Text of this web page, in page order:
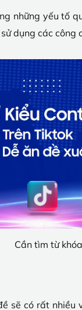
những yếu tố
dụng các
Cần tìm từ
sẽ có rất